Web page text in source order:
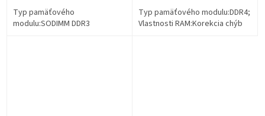
Typ pamäťového
modulu:SODIMM DDR3
Typ pamäťového modulu:DDR4;
Vlastnosti RAM:Korekcia chýb